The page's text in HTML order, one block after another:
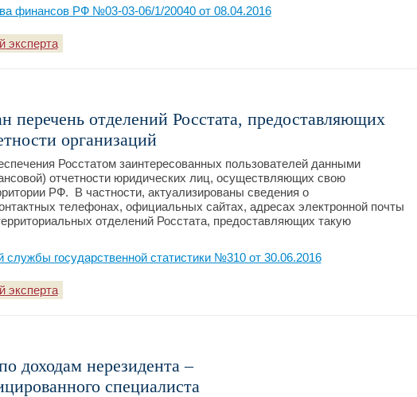
финансов РФ №03-03-06/1/20040 от 08.04.2016
эксперта
перечень отделений Росстата, предоставляющих
организаций
Росстатом заинтересованных пользователей данными
отчетности юридических лиц, осуществляющих свою
РФ. В частности, актуализированы сведения о
телефонах, официальных сайтах, адресах электронной почты
отделений Росстата, предоставляющих такую
службы государственной статистики №310 от 30.06.2016
эксперта
доходам нерезидента –
специалиста